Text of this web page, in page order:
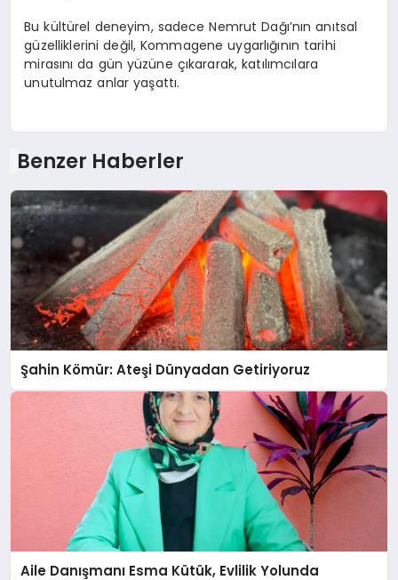
Bu kültürel deneyim, sadece Nemrut Dağı’nın anıtsal
güzelliklerini değil, Kommagene uygarlığının tarihi
mirasını da gün yüzüne çıkararak, katılımcılara
unutulmaz anlar yaşattı.
Benzer Haberler
Şahin Kömür: Ateşi Dünyadan Getiriyoruz
Aile Danışmanı Esma Kütük, Evlilik Yolunda